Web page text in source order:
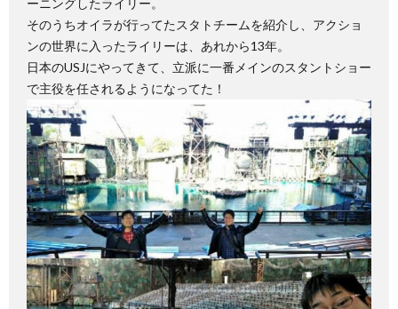
そのうちオイラが行ってたスタトチームを紹介し、アクショ
ンの世界に入ったライリーは、あれから13年。
日本のUSJにやってきて、立派に一番メインのスタントショー
で主役を任されるようになってた！